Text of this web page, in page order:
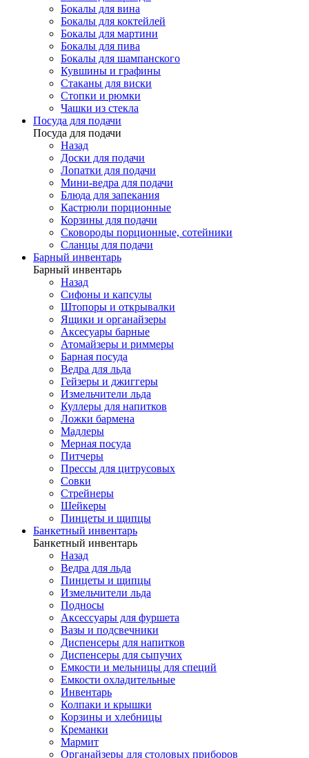
Бокалы для вина
Бокалы для коктейлей
Бокалы для мартини
Бокалы для пива
Бокалы для шампанского
Кувшины и графины
Стаканы для виски
Стопки и рюмки
Чашки из стекла
Посуда для подачи
Посуда для подачи
Назад
Доски для подачи
Лопатки для подачи
Мини-ведра для подачи
Блюда для запекания
Кастрюли порционные
Корзины для подачи
Сковороды порционные, сотейники
Сланцы для подачи
Барный инвентарь
Барный инвентарь
Назад
Сифоны и капсулы
Штопоры и открывалки
Ящики и органайзеры
Аксесуары барные
Атомайзеры и риммеры
Барная посуда
Ведра для льда
Гейзеры и джиггеры
Измельчители льда
Куллеры для напитков
Ложки бармена
Мадлеры
Мерная посуда
Питчеры
Прессы для цитрусовых
Совки
Стрейнеры
Шейкеры
Пинцеты и щипцы
Банкетный инвентарь
Банкетный инвентарь
Назад
Ведра для льда
Пинцеты и щипцы
Измельчители льда
Подносы
Аксессуары для фуршета
Вазы и подсвечники
Диспенсеры для напитков
Диспенсеры для сыпучих
Емкости и мельницы для специй
Емкости охладительные
Инвентарь
Колпаки и крышки
Корзины и хлебницы
Креманки
Мармит
Органайзеры для столовых приборов